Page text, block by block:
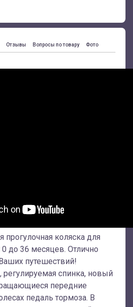
Отзывы Вопросы по товару Фото
прогулочная коляска для
0 до 36 месяцев. Отлично
путешествий!
спинка, новый
передние
педаль тормоза. В